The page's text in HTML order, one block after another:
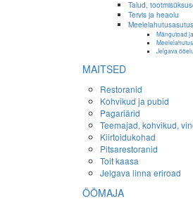
Talud,
Tervis ja heaolu
Mängutoad
Jelgava
MAITSED
Restoranid
Kohvikud ja pubid
Pagariärid
Teemajad, kohvikud,
Kiirtoidukohad
Pitsarestoranid
Toit kaasa
Jelgava linna eriroad
ÖÖMAJA